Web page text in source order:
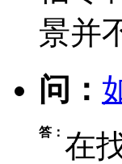
景并
问：
答： 在